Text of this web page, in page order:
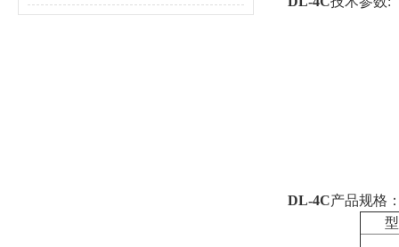
DL-4C产品规格